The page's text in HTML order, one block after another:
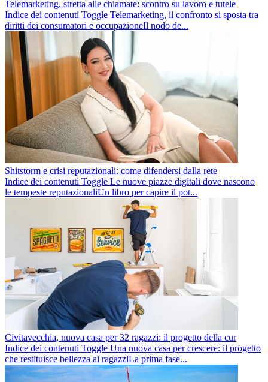
Telemarketing, stretta alle chiamate: scontro su lavoro e tutele
Indice dei contenuti Toggle Telemarketing, il confronto si sposta tra
diritti dei consumatori e occupazioneIl nodo de...
Shitstorm e crisi reputazionali: come difendersi dalla rete
Indice dei contenuti Toggle Le nuove piazze digitali dove nascono
le tempeste reputazionaliUn libro per capire il pot...
Civitavecchia, nuova casa per 32 ragazzi: il progetto della cur
Indice dei contenuti Toggle Una nuova casa per crescere: il progetto
che restituisce bellezza ai ragazziLa prima fase...